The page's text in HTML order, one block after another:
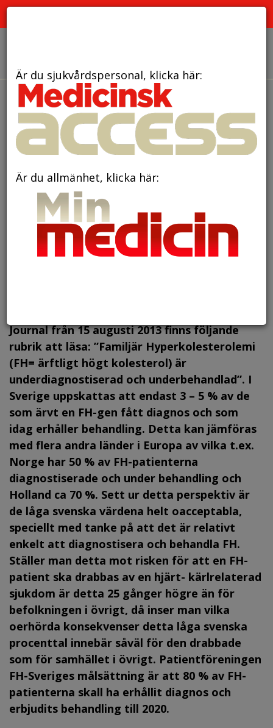
den 10 oktober 2017
Nu måste vi gå från ord
till handling!
Journal från 15 augusti 2013 finns följande
rubrik att läsa: ”Familjär Hyperkolesterolemi
(FH= ärftligt högt kolesterol) är
underdiagnostiserad och underbehandlad”. I
Sverige uppskattas att endast 3 – 5 % av de
som ärvt en FH-gen fått diagnos och som
idag erhåller behandling. Detta kan jämföras
med flera andra länder i Europa av vilka t.ex.
Norge har 50 % av FH-patienterna
diagnostiserade och under behandling och
Holland ca 70 %. Sett ur detta perspektiv är
de låga svenska värdena helt oacceptabla,
speciellt med tanke på att det är relativt
enkelt att diagnostisera och behandla FH.
Ställer man detta mot risken för att en FH-
patient ska drabbas av en hjärt- kärlrelaterad
sjukdom är detta 25 gånger högre än för
befolkningen i övrigt, då inser man vilka
oerhörda konsekvenser detta låga svenska
procenttal innebär såväl för den drabbade
som för samhället i övrigt. Patientföreningen
FH-Sveriges målsättning är att 80 % av FH-
patienterna skall ha erhållit diagnos och
erbjudits behandling till 2020.
Är du sjukvårdspersonal, klicka här:
Är du allmänhet, klicka här: